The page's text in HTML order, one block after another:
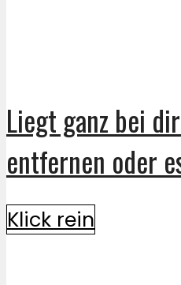
Liegt ganz bei
entfernen oder
Klick rein